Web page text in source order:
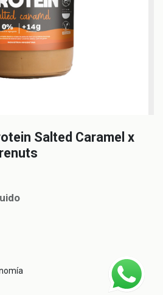
Salted Caramel x